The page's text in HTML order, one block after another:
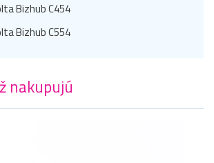
Bizhub C454
Bizhub C554
nakupujú